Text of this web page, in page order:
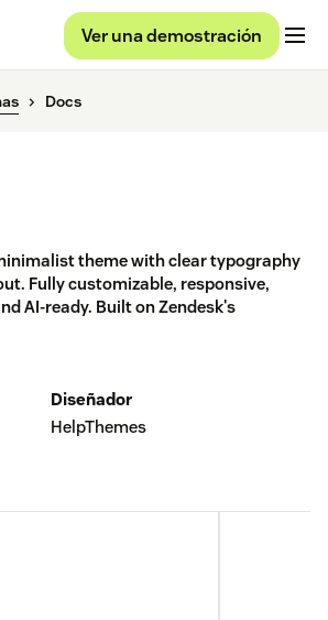
Ver una demostración
Docs
theme with clear typography
Fully customizable, responsive,
AI-ready. Built on Zendesk's
Diseñador
HelpThemes